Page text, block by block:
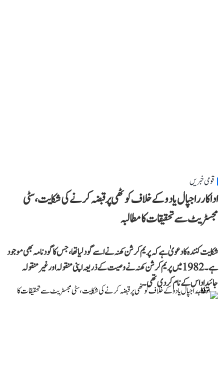
قومی خبریں
اداکار راجپال یادو کے خلاف کوٹھی پر قبضہ کرنے کی شکایت، سٹی
مجسٹریٹ سے تحقیقات کا مطالبہ
شکایت کنندہ کا دعویٰ ہے کہ پریم کرشن کھنہ نے اسے گود لیا تھا، جس کا گود نامہ بھی موجود
ہے۔ 1982 میں پریم کرشن کھنہ نے وصیت کے ذریعہ اپنی منقولہ اور غیر منقولہ
جائیداد اس کے نام کر دی تھی۔